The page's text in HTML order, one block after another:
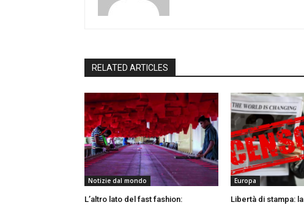
RELATED ARTICLES
Notizie dal mondo
L’altro lato del fast fashion:
Europa
Libertà di stampa: